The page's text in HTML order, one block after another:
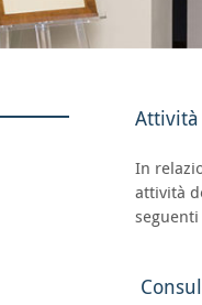
In
attività
seguenti